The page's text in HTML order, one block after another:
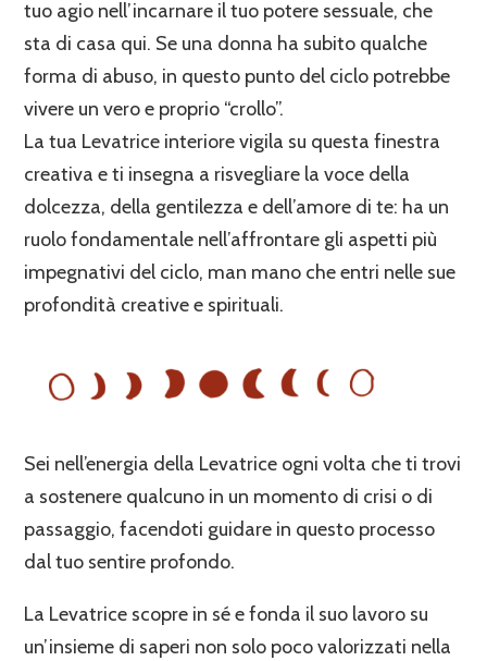
tuo agio nell’incarnare il tuo potere sessuale, che
sta di casa qui. Se una donna ha subito qualche
forma di abuso, in questo punto del ciclo potrebbe
vivere un vero e proprio “crollo”.
La tua Levatrice interiore vigila su questa finestra
creativa e ti insegna a risvegliare la voce della
dolcezza, della gentilezza e dell’amore di te: ha un
ruolo fondamentale nell’affrontare gli aspetti più
impegnativi del ciclo, man mano che entri nelle sue
profondità creative e spirituali.
Sei nell’energia della Levatrice ogni volta che ti trovi
a sostenere qualcuno in un momento di crisi o di
passaggio, facendoti guidare in questo processo
dal tuo sentire profondo.
La Levatrice scopre in sé e fonda il suo lavoro su
un’insieme di saperi non solo poco valorizzati nella